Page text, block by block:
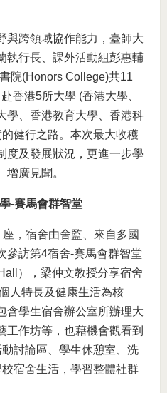
與跨領域協作能力，臺師大
執行長、課外活動組彭惠輔
院(Honors College)共11
香港5所大學 (香港大學、
學、香港教育大學、香港科
健行之路。本次最大收穫
度及發展狀況，更進一步學
廣見聞。
-賽馬會群智堂
，宿舍由舍監、來自多國
參訪第4宿舍-賽馬會群智堂
），梁仲文教授分享宿舍
人特長及健康生活為核
含學生宿舍辦公室所辦理大
工作坊等，也藉機會觀看到
討論區、學生休憩室、洗
宿舍生活，學習整體社群